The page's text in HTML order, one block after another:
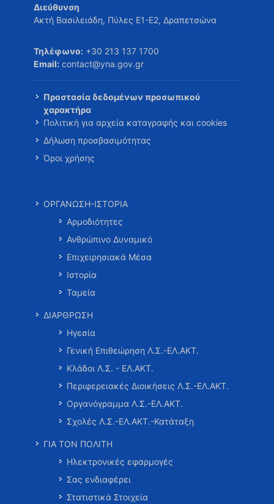
Διεύθυνση
Ακτή Βασιλειάδη, Πύλες Ε1-Ε2, Δραπετσώνα
Τηλέφωνο: +30 213 137 1700
Email: contact@yna.gov.gr
Προστασία δεδομένων προσωπικού
χαρακτήρα
Πολιτική για αρχεία καταγραφής και cookies
Δήλωση προσβασιμότητας
Όροι χρήσης
ΟΡΓΑΝΩΣΗ-ΙΣΤΟΡΙΑ
Αρμοδιότητες
Ανθρώπινο Δυναμικό
Επιχειρησιακά Μέσα
Ιστορία
Ταμεία
ΔΙΑΡΘΡΩΣΗ
Ηγεσία
Γενική Επιθεώρηση Λ.Σ.-ΕΛ.ΑΚΤ.
Κλάδοι Λ.Σ. - ΕΛ.ΑΚΤ.
Περιφερειακές Διοικήσεις Λ.Σ.-ΕΛ.ΑΚΤ.
Οργανόγραμμα Λ.Σ.-ΕΛ.ΑΚΤ.
Σχολές Λ.Σ.-ΕΛ.ΑΚΤ.-Κατάταξη
ΓΙΑ ΤΟΝ ΠΟΛΙΤΗ
Ηλεκτρονικές εφαρμογές
Σας ενδιαφέρει
Στατιστικά Στοιχεία